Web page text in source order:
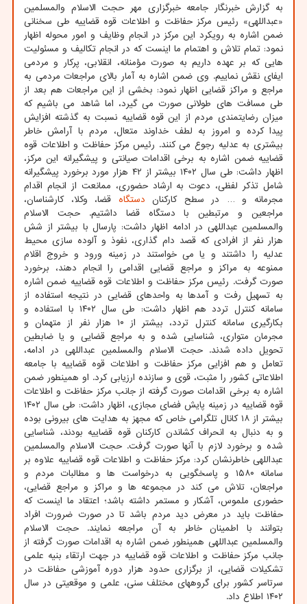
به گزارش خبرنگار جامعه خبرگزاری مهر حجت الاسلام والمسلمین
«عبداللهی» رئیس مرکز حفاظت و اطلاعات قوه قضاییه طی سخنانی
ضمن اشاره به رویکرد این مرکز در انجام وظایف و امور محوله اظهار
نمود: تمام تلاش و اهتمام ما اینست که در انجام تکالیف و مسئولیت
هایی که بر عهده داریم به صورت مؤمنانه، انقلابی، پرکار و مردمی
ایفای نقش نماییم. وی ضمن اشاره به آمار بالای مراجعات مردمی به
مراجع و مراکز قضایی اظهار نمود: بخشی از این مراجعات هم بعد از
طی مسافت های طولانی صورت می گیرد، اما شاهد می باشیم که
میزان رضایتمندی مردم از این قوه قضاییه نسبت به گذشته افزایش
پیدا کرده و امروز به لطف خداوند متعال، مردم با آرامش خاطر
بیشتری به عدلیه رجوع می کنند. رئیس مرکز حفاظت و اطلاعات قوه
قضاییه ضمن اشاره به برخی اقدامات صیانتی و پیشگیرانه این مرکز،
اظهار داشت: طی سال ۱۴۰۲ بیشتر از ۴۲ هزار مورد برخورد پیشگیرانه
شامل تذکر لفظی، دعوت به ارشاد حضوری، ممانعت از انجام اقدام
مجرمانه و … در سطح کارکنان دستگاه قضا، وکلا، کارشناسان،
مراجعین و مرتبطین با دستگاه قضا داشتیم. حجت الاسلام
والمسلمین عبداللهی در ادامه اظهار داشت: پارسال با بیشتر از شش
هزار نفر از افرادی که قصد دام گذاری، نفوذ و آلوده سازی محیط
عدلیه را داشتند و یا می خواستند در زمینه ورود و خروج اقلام
ممنوعه به مراکز و مراجع قضایی اقدامی را انجام دهند، برخورد
صورت گرفت. رئیس مرکز حفاظت و اطلاعات قوه قضاییه ضمن اشاره
به تسهیل رفت و آمدها به واحدهای قضایی در نتیجه استفاده از
سامانه کنترل تردد هم اظهار داشت: طی سال ۱۴۰۲ با استفاده و
بکارگیری سامانه کنترل تردد، بیشتر از ۱۰ هزار نفر از متهمان و
مجرمان متواری، شناسایی شده و به مراجع قضایی و یا ضابطین
تحویل داده شدند. حجت الاسلام والمسلمین عبداللهی در ادامه،
تعامل و هم افزایی مرکز حفاظت و اطلاعات قوه قضاییه با جامعه
اطلاعاتی کشور را مثبت، قوی و سازنده ارزیابی کرد. او همینطور ضمن
اشاره به برخی اقدامات صورت گرفته از جانب مرکز حفاظت و اطلاعات
قوه قضاییه در زمینه پایش فضای مجازی، اظهار داشت: طی سال ۱۴۰۲
بیشتر از ۱۸ کانال تلگرامی خاص که مجهز به هدایت های بیرونی بوده
و به دنبال به انحراف کشاندن کارکنان قوه قضاییه بودند، شناسایی
شده و برخورد لازم با آنها صورت گرفت. حجت الاسلام والمسلمین
عبداللهی خاطرنشان کرد: مرکز حفاظت و اطلاعات قوه قضاییه علاوه بر
سامانه ۱۵۸۰ و پاسخگویی به درخواست ها و مطالبات مردم و
مراجعان، تلاش می کند در مجموعه ها و مراکز و مراجع قضایی،
حضوری ملموس، آشکار و مستمر داشته باشد؛ اعتقاد ما اینست که
حفاظت باید در معرض دید مردم باشد تا در صورت ضرورت افراد
بتوانند با اطمینان خاطر به آن مراجعه نمایند. حجت الاسلام
والمسلمین عبداللهی همینطور ضمن اشاره به اقدامات صورت گرفته از
جانب مرکز حفاظت و اطلاعات قوه قضاییه در جهت ارتقاء بنیه علمی
تشکیلات قضایی، از برگزاری حدود هزار دوره آموزشی حفاظت در
سرتاسر کشور برای گروههای مختلف سنی، علمی و موقعیتی در سال
۱۴۰۲ اطلاع داد.